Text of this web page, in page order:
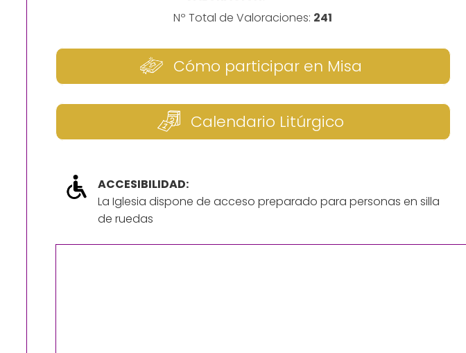
Nº Total de Valoraciones: 241
Cómo participar en Misa
Calendario Litúrgico
ACCESIBILIDAD:
La Iglesia dispone de acceso preparado para personas en silla
de ruedas